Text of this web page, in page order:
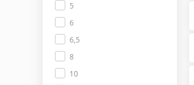
5
6
6,5
8
10